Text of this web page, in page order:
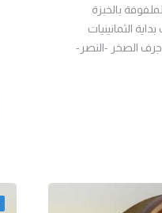
بالخبزة
الثمانينيات
الصخر -النصر-